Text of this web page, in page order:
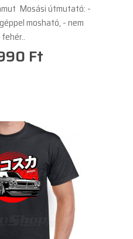
Mosási útmutató: -
mosható, - nem
fehér..
Ft